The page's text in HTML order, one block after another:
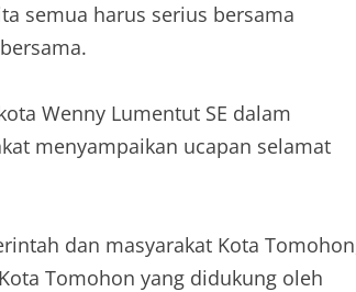
semua harus serius bersama
Wenny Lumentut SE dalam
menyampaikan ucapan selamat
dan masyarakat Kota
Tomohon yang didukung oleh